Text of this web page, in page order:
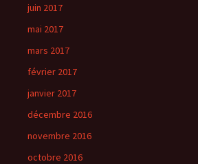
juin 2017
mai 2017
mars 2017
février 2017
janvier 2017
décembre 2016
novembre 2016
octobre 2016